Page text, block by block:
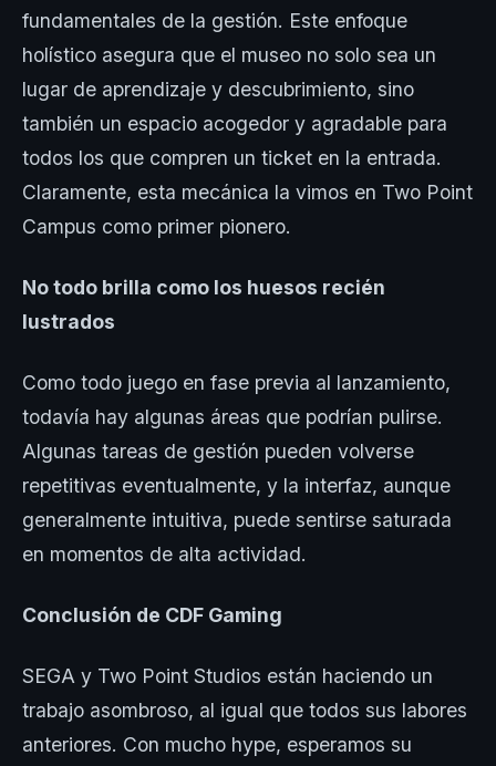
fundamentales de la gestión. Este enfoque
holístico asegura que el museo no solo sea un
lugar de aprendizaje y descubrimiento, sino
también un espacio acogedor y agradable para
todos los que compren un ticket en la entrada.
Claramente, esta mecánica la vimos en Two Point
Campus como primer pionero.
No todo brilla como los huesos recién
lustrados
Como todo juego en fase previa al lanzamiento,
todavía hay algunas áreas que podrían pulirse.
Algunas tareas de gestión pueden volverse
repetitivas eventualmente, y la interfaz, aunque
generalmente intuitiva, puede sentirse saturada
en momentos de alta actividad.
Conclusión de CDF Gaming
SEGA y Two Point Studios están haciendo un
trabajo asombroso, al igual que todos sus labores
anteriores. Con mucho hype, esperamos su